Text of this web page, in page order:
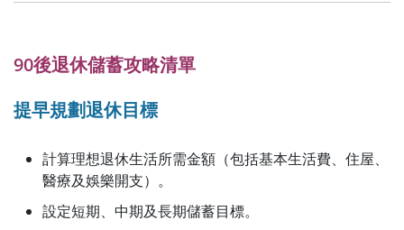
90後退休儲蓄攻略清單
提早規劃退休目標
計算理想退休生活所需金額（包括基本生活費、住屋、
醫療及娛樂開支）。
設定短期、中期及長期儲蓄目標。